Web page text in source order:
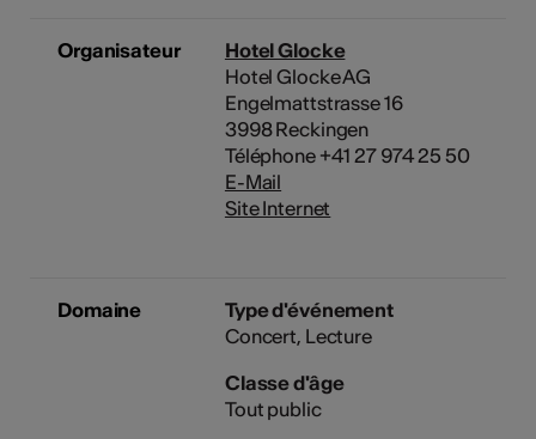
Organisateur
Hotel Glocke
Hotel Glocke AG
Engelmattstrasse 16
3998 Reckingen
Téléphone +41 27 974 25 50
E-Mail
Site Internet
Domaine
Type d'événement
Concert Lecture
Classe d'âge
Tout public